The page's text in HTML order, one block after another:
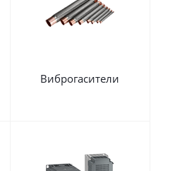
Виброгасители